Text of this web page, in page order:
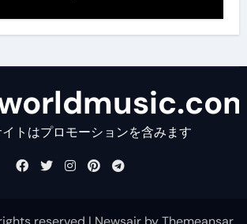
イトはプロモーションを含みます